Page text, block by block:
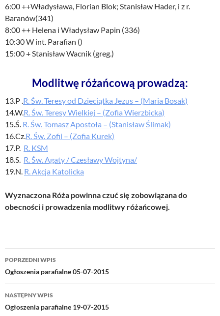
6:00 ++Władysława, Florian Blok; Stanisław Hader, i z r.
Baranów(341)
8:00 ++ Helena i Władysław Papin (336)
10:30 W int. Parafian ()
15:00 + Stanisław Wacnik (greg.)
Modlitwę różańcową prowadzą:
13.P .R. Św. Teresy od Dzieciątka Jezus – (Maria Bosak)
14.W.R. Św. Teresy Wielkiej – (Zofia Wierzbicka)
15.Ś. R. Św. Tomasz Apostoła – (Stanisław Ślimak)
16.Cz.R. Św. Zofii – (Zofia Kurek)
17.P. R. KSM
18.S. R. Św. Agaty / Czesławy Wojtyna/
19.N. R. Akcja Katolicka
Wyznaczona Róża powinna czuć się zobowiązana do
obecności i prowadzenia modlitwy różańcowej.
Nawigacja
wpisu
POPRZEDNI WPIS
Ogłoszenia parafialne 05-07-2015
NASTĘPNY WPIS
Ogłoszenia parafialne 19-07-2015